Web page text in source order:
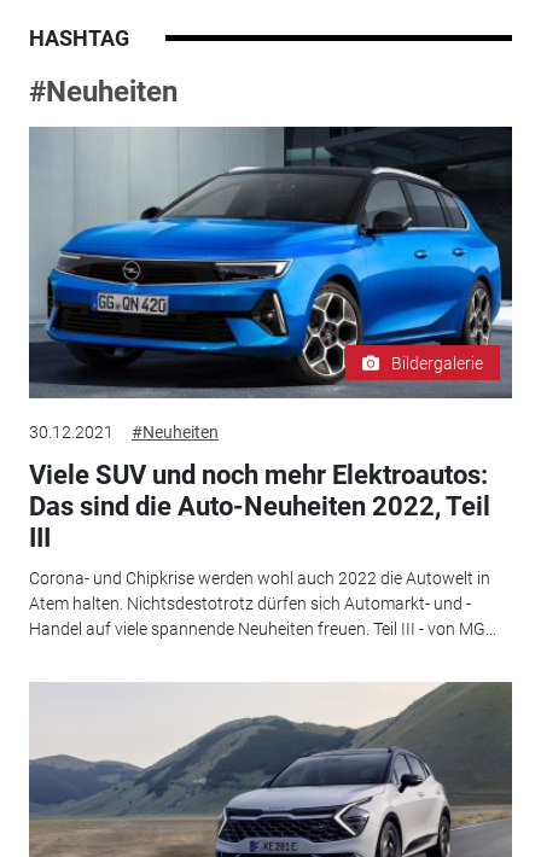
HASHTAG
#Neuheiten
Bildergalerie
30.12.2021 #Neuheiten
Viele SUV und noch mehr Elektroautos:
Das sind die Auto-Neuheiten 2022, Teil
III
Corona- und Chipkrise werden wohl auch 2022 die Autowelt in
Atem halten. Nichtsdestotrotz dürfen sich Automarkt- und -
Handel auf viele spannende Neuheiten freuen. Teil III - von MG...